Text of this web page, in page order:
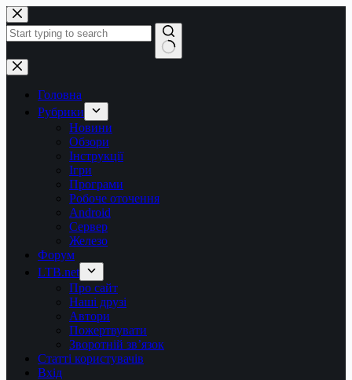
Перейти
до
вмісту
Немає
результатів
Головна
Рубрики
Новини
Обзори
Інструкції
Ігри
Програми
Робоче оточення
Android
Сервер
Железо
Форум
LTB.net
Про сайт
Наші друзі
Автори
Пожертвувати
Зворотній зв’язок
Статті користувачів
Вхід